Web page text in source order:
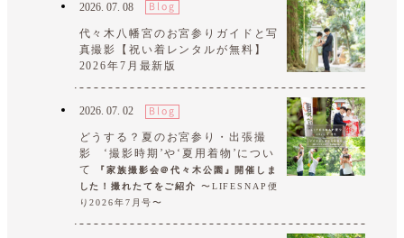
2026. 07. 08
代々木八幡宮のお宮参りガイドと写
真撮影【祝い着レンタルが無料】
2026年7月最新版
2026. 07. 02
どうする？夏のお宮参り・出張撮
影 ‘撮影時期’や‘夏用着物’につい
て
『家族撮影会＠代々木公園』開催しま
した！撮れたてをご紹介
〜LIFESNAP便
り2026年7月号〜